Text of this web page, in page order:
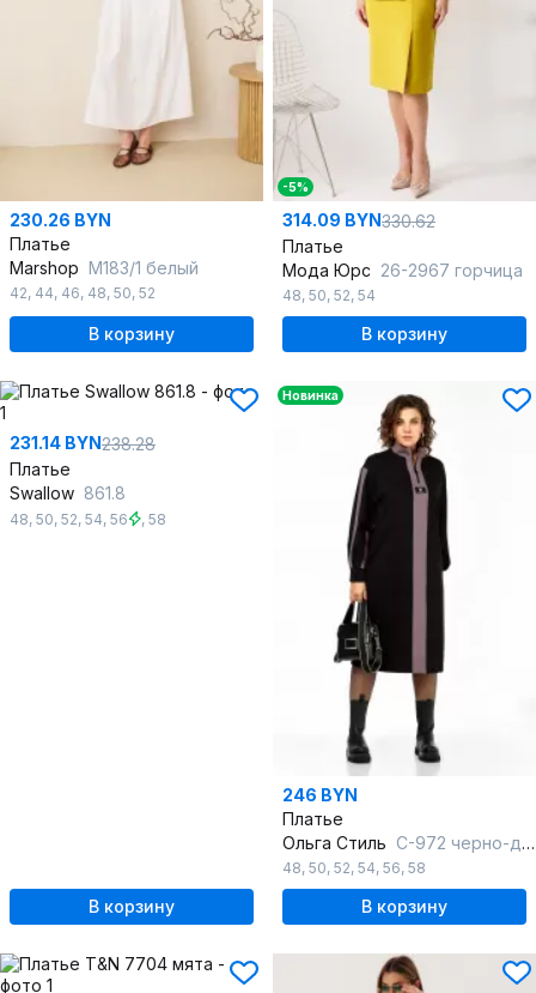
230.26 BYN
Платье
Marshop М183/1 белый
42, 44, 46, 48, 50, 52
В корзину
-5%
314.09 BYN330.62
Платье
Мода Юрс 26-2967 горчица
48, 50, 52, 54
В корзину
231.14 BYN238.28
Платье
Swallow 861.8
48, 50, 52, 54, 56 , 58
В корзину
Новинка
246 BYN
Платье
Ольга Стиль С-972 черно-дымчато_розовый
48, 50, 52, 54, 56, 58
В корзину